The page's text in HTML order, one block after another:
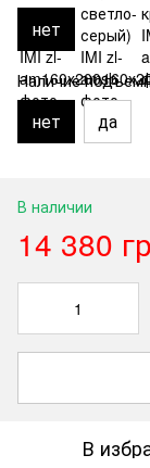
нет
Наличие
нет да
В наличии
14 380
В